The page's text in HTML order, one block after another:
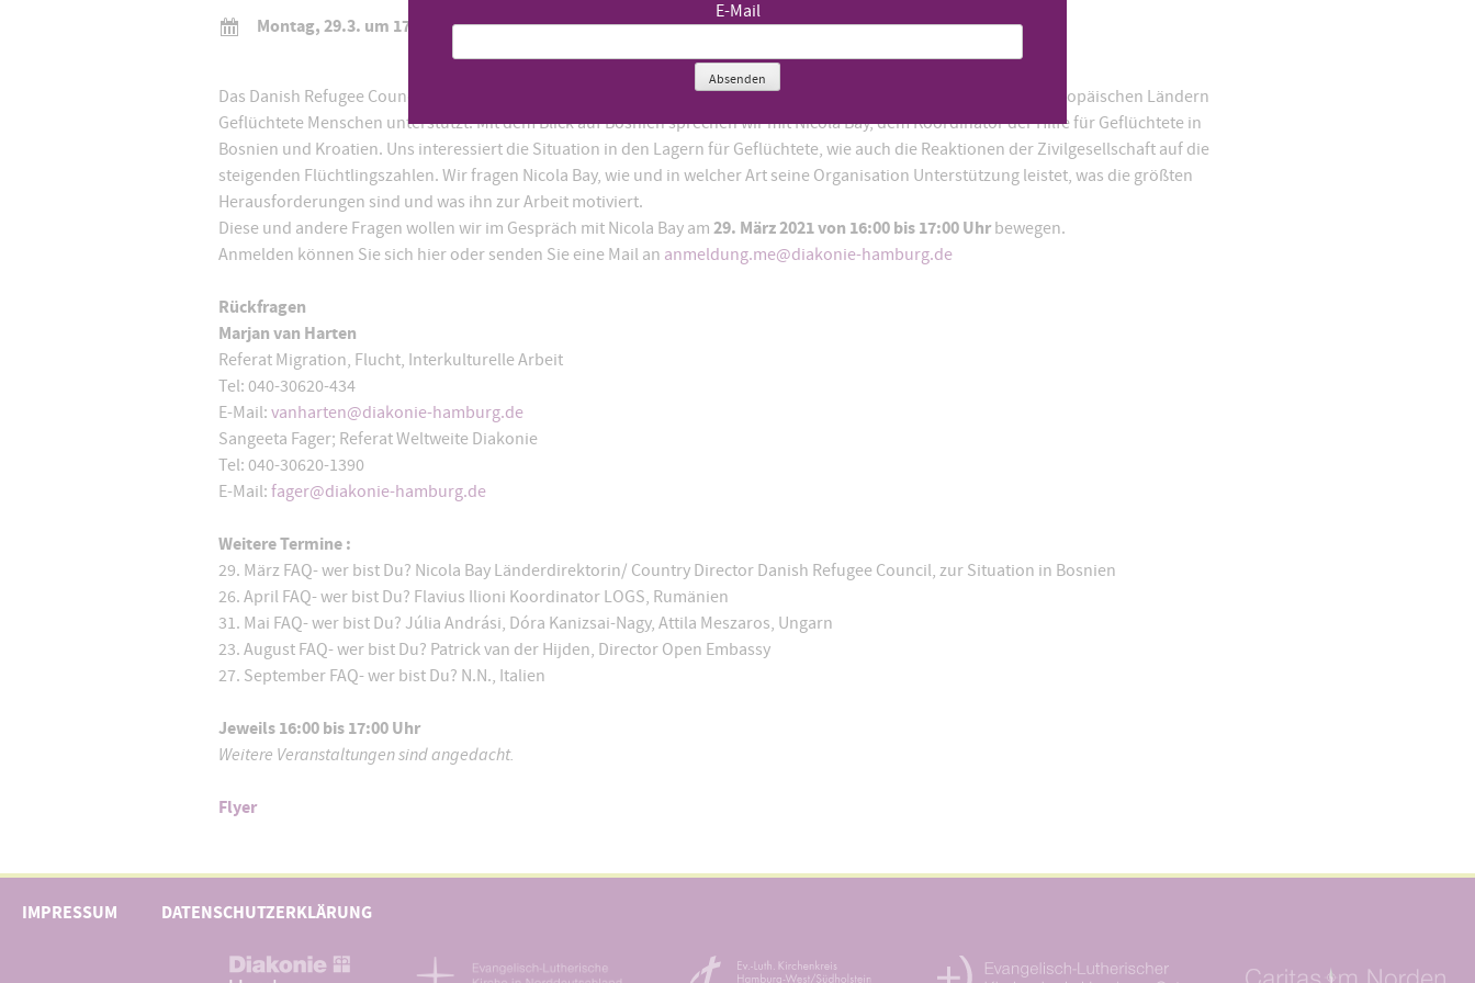
Montag, 29.3. um 17:00 Uhr
Das Danish Refugee Council ist eine Nichtregierungsorganisation, die in verschiedenen europäischen und außereuropäischen Ländern
Geflüchtete Menschen unterstützt. Mit dem Blick auf Bosnien sprechen wir mit Nicola Bay, dem Koordinator der Hilfe für Geflüchtete in
Bosnien und Kroatien. Uns interessiert die Situation in den Lagern für Geflüchtete, wie auch die Reaktionen der Zivilgesellschaft auf die
steigenden Flüchtlingszahlen. Wir fragen Nicola Bay, wie und in welcher Art seine Organisation Unterstützung leistet, was die größten
Herausforderungen sind und was ihn zur Arbeit motiviert.
Diese und andere Fragen wollen wir im Gespräch mit Nicola Bay am 29. März 2021 von 16:00 bis 17:00 Uhr bewegen.
Anmelden können Sie sich hier oder senden Sie eine Mail an anmeldung.me@diakonie-hamburg.de
Rückfragen
Marjan van Harten
Referat Migration, Flucht, Interkulturelle Arbeit
Tel: 040-30620-434
E-Mail: vanharten@diakonie-hamburg.de
Sangeeta Fager; Referat Weltweite Diakonie
Tel: 040-30620-1390
E-Mail: fager@diakonie-hamburg.de
Weitere Termine :
29. März FAQ- wer bist Du? Nicola Bay Länderdirektorin/ Country Director Danish Refugee Council, zur Situation in Bosnien
26. April FAQ- wer bist Du? Flavius Ilioni Koordinator LOGS, Rumänien
31. Mai FAQ- wer bist Du? Júlia Andrási, Dóra Kanizsai-Nagy, Attila Meszaros, Ungarn
23. August FAQ- wer bist Du? Patrick van der Hijden, Director Open Embassy
27. September FAQ- wer bist Du? N.N., Italien
Jeweils 16:00 bis 17:00 Uhr
Weitere Veranstaltungen sind angedacht.
Flyer
IMPRESSUM DATENSCHUTZERKLÄRUNG
E-Mail
Absenden